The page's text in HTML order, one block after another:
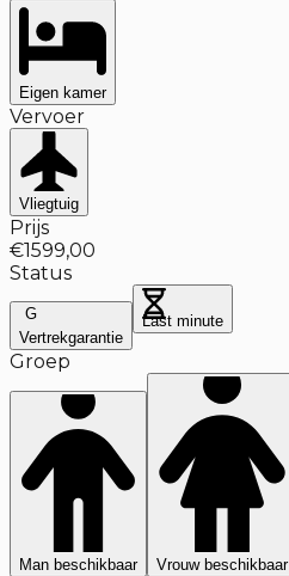
Eigen kamer
Vervoer
Vliegtuig
Prijs
€1599,00
Status
G
Vertrekgarantie
Last minute
Groep
Man beschikbaar Vrouw beschikbaar